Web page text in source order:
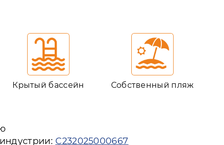
Крытый бассейн Собственный пляж
С232025000667